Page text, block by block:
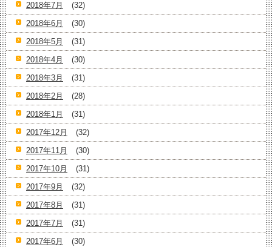
2018年7月
(32)
2018年6月
(30)
2018年5月
(31)
2018年4月
(30)
2018年3月
(31)
2018年2月
(28)
2018年1月
(31)
2017年12月
(32)
2017年11月
(30)
2017年10月
(31)
2017年9月
(32)
2017年8月
(31)
2017年7月
(31)
2017年6月
(30)